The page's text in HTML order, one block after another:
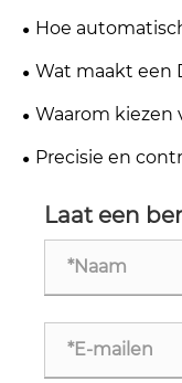
moderne
Hoe
veiligheid en
Wat maakt een
essentieel voor
Waarom kiezen
Precisie en
Laat een